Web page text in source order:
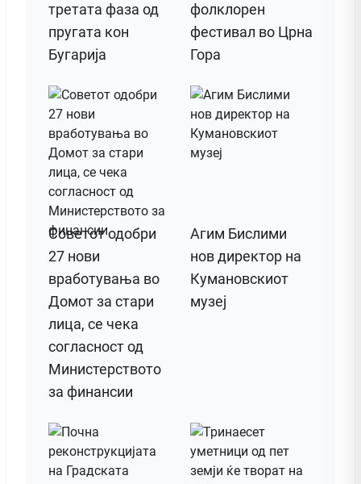
третата фаза од
пругата кон
Бугарија
фолклорен
фестивал во Црна
Гора
Советот одобри
27 нови
вработувања во
Домот за стари
лица, се чека
согласност од
Министерството
за финансии
Агим Бислими
нов директор на
Кумановскиот
музеј